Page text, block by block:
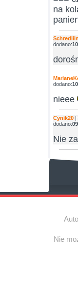
na
dodano:
dodano:
nieee
Cynik20 |
dodano:
Nie
Nie